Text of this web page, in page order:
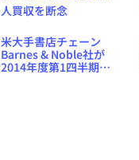
米大手書店チェーン
Barnes & Noble社が
2014年度第1四半期の